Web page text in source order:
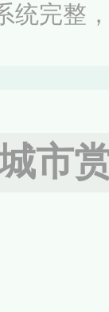
统完整
誉称号
市